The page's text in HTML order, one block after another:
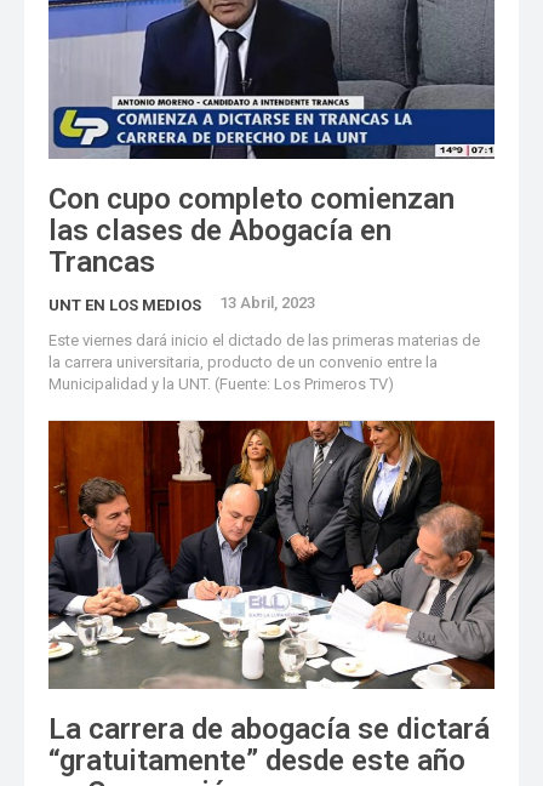
Con cupo completo comienzan
las clases de Abogacía en
Trancas
UNT EN LOS MEDIOS 13 Abril, 2023
Este viernes dará inicio el dictado de las primeras materias de
la carrera universitaria, producto de un convenio entre la
Municipalidad y la UNT. (Fuente: Los Primeros TV)
La carrera de abogacía se dictará
“gratuitamente” desde este año